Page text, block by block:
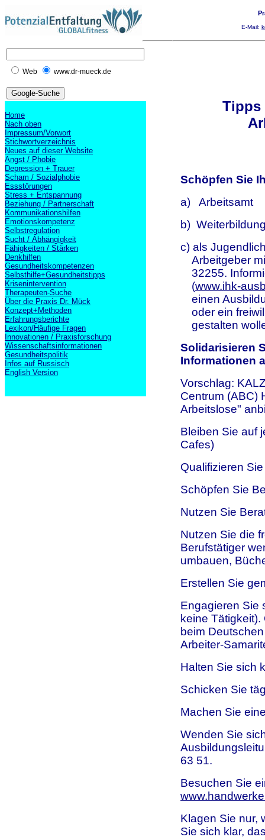
E-Mail:
Web www.dr-mueck.de
Home
Nach oben
Impressum/Vorwort
Stichwortverzeichnis
Neues auf dieser Website
Angst / Phobie
Depression + Trauer
Scham / Sozialphobie
Essstörungen
Stress + Entspannung
Beziehung / Partnerschaft
Kommunikationshilfen
Emotionskompetenz
Selbstregulation
Sucht / Abhängigkeit
Fähigkeiten / Stärken
Denkhilfen
Gesundheitskompetenzen
Selbsthilfe+Gesundheitstipps
Krisenintervention
Therapeuten-Suche
Über die Praxis Dr. Mück
Konzept+Methoden
Erfahrungsberichte
Lexikon/Häufige Fragen
Innovationen / Praxisforschung
Wissenschaftsinformationen
Gesundheitspolitik
Infos auf Russisch
English Version
Tipps
Schöpfen Sie
a)
Arbeitsamt
b)
c) als
Arbeitgeber
32255.
(www.ihk-
einen
oder ein
gestalten
Solidarisieren
Informationen
Vorschlag:
Centrum (ABC)
Arbeitslose"
Bleiben Sie auf
Cafes)
Qualifizieren
Schöpfen Sie
Nutzen Sie
Nutzen Sie die
Berufstätiger
umbauen,
Erstellen Sie
Engagieren Sie
keine
beim
Arbeiter-
Halten Sie sich
Schicken Sie
Machen Sie
Wenden Sie
63 51.
Besuchen Sie
Klagen Sie nur,
Sie sich klar,